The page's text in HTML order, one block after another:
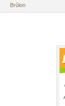
Brûlon